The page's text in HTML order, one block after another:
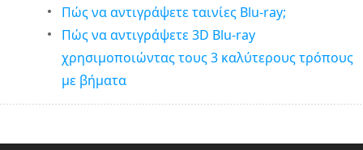
Πώς να αντιγράψετε ταινίες Blu-ray;
Πώς να αντιγράψετε 3D Blu-ray
χρησιμοποιώντας τους 3 καλύτερους τρόπους
με βήματα